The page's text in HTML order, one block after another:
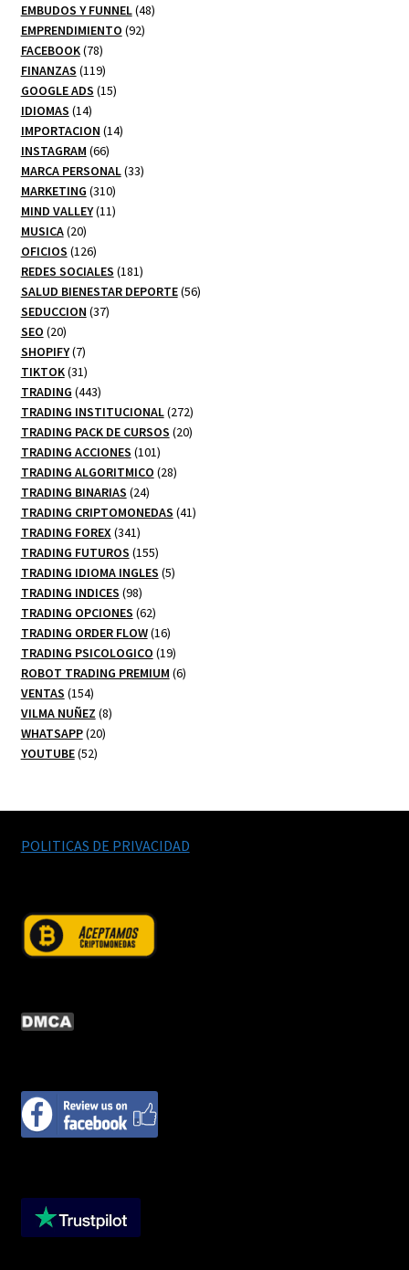
productos
EMBUDOS Y FUNNEL 4848
EMPRENDIMIENTO 9292
FACEBOOK 7878
productos
FINANZAS 119119
productos
GOOGLE ADS 1515
IDIOMAS 1414
productos
IMPORTACION 1414
INSTAGRAM 6666
productos
MARCA PERSONAL 3333
MARKETING 310310
productos
MIND VALLEY 1111
MUSICA 2020
productos
OFICIOS 126126
productos
REDES SOCIALES 181181
productos
SALUD BIENESTAR DEPORTE 5656
SEDUCCION 3737
SEO 2020
productos
SHOPIFY 77
productos
TIKTOK 3131
productos
TRADING 443443
productos
TRADING INSTITUCIONAL 272272
productos
TRADING PACK DE CURSOS 2020
TRADING ACCIONES 101101
productos
TRADING ALGORITMICO 2828
TRADING BINARIAS 2424
productos
TRADING CRIPTOMONEDAS 4141
TRADING FOREX 341341
productos
TRADING FUTUROS 155155
productos
TRADING IDIOMA INGLES 55
TRADING INDICES 9898
productos
TRADING OPCIONES 6262
productos
TRADING ORDER FLOW 1616
productos
TRADING PSICOLOGICO 1919
productos
ROBOT TRADING PREMIUM 66
VENTAS 154154
productos
VILMA NUÑEZ 88
WHATSAPP 2020
YOUTUBE 5252
POLITICAS DE PRIVACIDAD